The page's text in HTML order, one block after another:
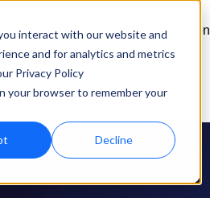
interact with our website and
and for analytics and metrics
Privacy Policy
your browser to remember your
Decline
Leistungen und Technologien
Ressourcen